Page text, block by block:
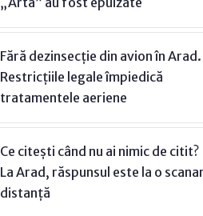
Fără dezinsecție din avion în Arad.
Restricțiile legale împiedică
tratamentele aeriene
Ce citești când nu ai nimic de citit?
La Arad, răspunsul este la o
distanță